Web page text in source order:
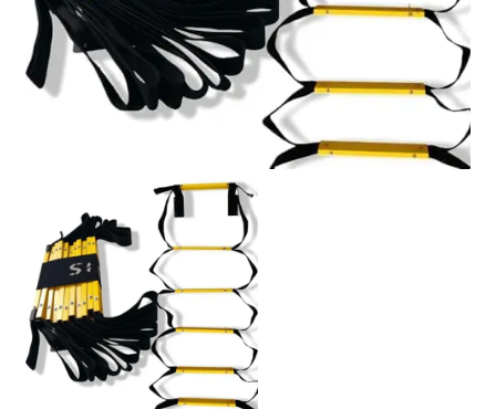
Polityka